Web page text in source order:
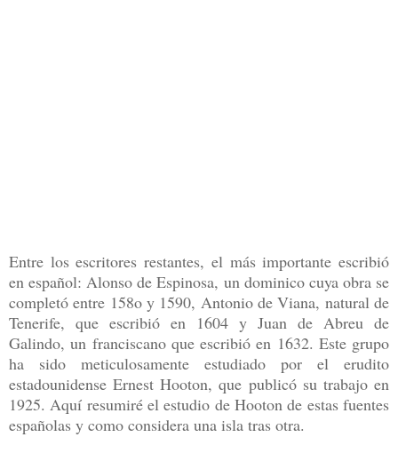
Entre los escritores restantes, el más importante escribió
en español: Alonso de Espinosa, un dominico cuya obra se
completó entre 158o y 1590, Antonio de Viana, natural de
Tenerife, que escribió en 1604 y Juan de Abreu de
Galindo, un franciscano que escribió en 1632. Este grupo
ha sido meticulosamente estudiado por el erudito
estadounidense Ernest Hooton, que publicó su trabajo en
1925. Aquí resumiré el estudio de Hooton de estas fuentes
españolas y como considera una isla tras otra.